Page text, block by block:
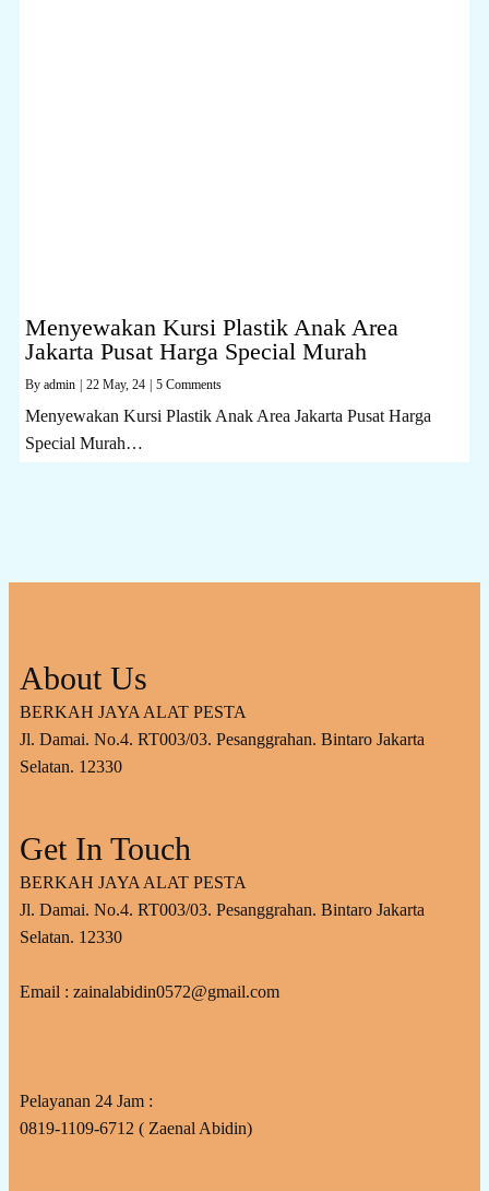
Menyewakan Kursi Plastik Anak Area
Jakarta Pusat Harga Special Murah
By admin | 22 May, 24 | 5 Comments
Menyewakan Kursi Plastik Anak Area Jakarta Pusat Harga
Special Murah…
About Us
BERKAH JAYA ALAT PESTA
Jl. Damai. No.4. RT003/03. Pesanggrahan. Bintaro Jakarta
Selatan. 12330
Get In Touch
BERKAH JAYA ALAT PESTA
Jl. Damai. No.4. RT003/03. Pesanggrahan. Bintaro Jakarta
Selatan. 12330
Email : zainalabidin0572@gmail.com
Pelayanan 24 Jam :
0819-1109-6712 ( Zaenal Abidin)